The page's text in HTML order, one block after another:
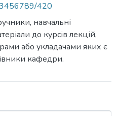
420
навчальні
до курсів лекцій,
або укладачами яких є
кафедри.